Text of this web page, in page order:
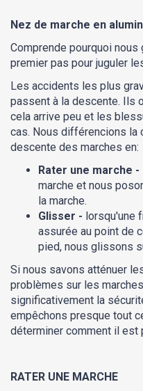
Nez de marche en
Comprende pourquoi
premier pas pour juguler
Les accidents les plus
passent à la descente. Ils
cela arrive peu et les
cas. Nous différencions la
descente des marches en:
Rater une marche -
marche et nous
la marche.
Glisser - lorsqu'une
assurée au point de
pied, nous glissons
Si nous savons atténuer
problèmes sur les
significativement la
empêchons presque tout
déterminer comment il est
RATER UNE MARCHE